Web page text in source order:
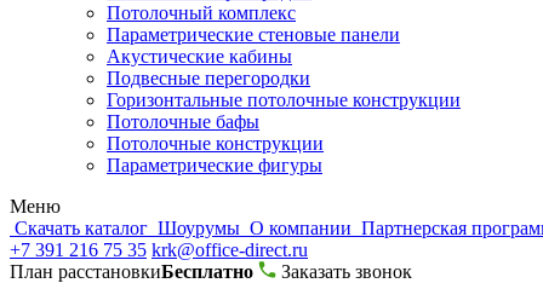
Потолочный комплекс
Параметрические стеновые панели
Акустические кабины
Подвесные перегородки
Горизонтальные потолочные конструкции
Потолочные бафы
Потолочные конструкции
Параметрические фигуры
Меню
Скачать каталог Шоурумы О компании Партнерская
+7 391 216 75 35 krk@office-direct.ru
План расстановкиБесплатно
Заказать звонок